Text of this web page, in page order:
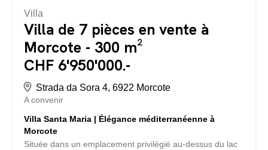
Villa
Villa de 7 pièces en vente à
Morcote - 300 m²
CHF 6'950'000.-
Strada da Sora 4, 6922 Morcote
A convenir
Villa Santa Maria | Élégance méditerranéenne à
Morcote
Située dans un emplacement privilégié au-dessus du lac